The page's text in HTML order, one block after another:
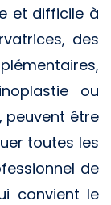
et difficile à
des
ou
peuvent être
toutes les
de
convient le